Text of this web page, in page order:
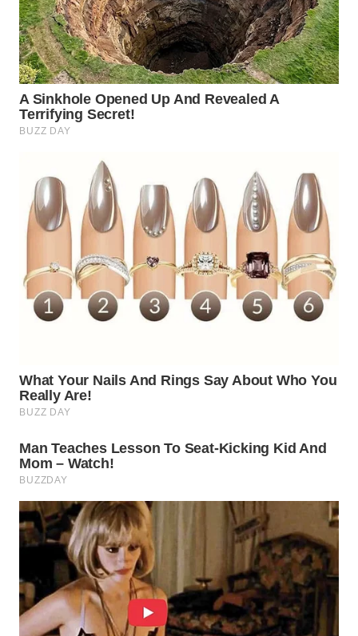
Group
WAHANA
NEWS
WAHANA
TANI
ADVOKAT
WAHANA
INFRASTRUKTUR
WAHANA
KONSUMEN
WAHANA
TRAVEL
WAHANA
TV
WAHANANEWS
ID
WAHANANEWS
CO ID
WAHANANEWS